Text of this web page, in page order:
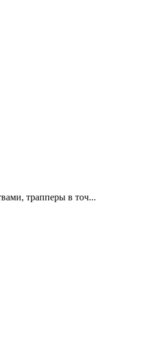
трапперы в точ...